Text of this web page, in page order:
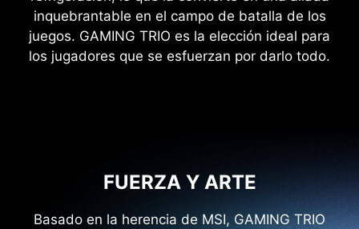
inquebrantable en el campo de batalla de los
juegos. GAMING TRIO es la elección ideal para
los jugadores que se esfuerzan por darlo todo.
FUERZA Y ARTE
Basado en la herencia de MSI, GAMING TRIO